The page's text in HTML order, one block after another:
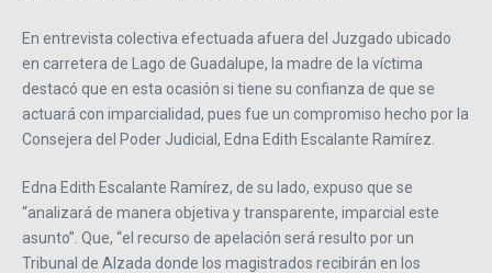
En entrevista colectiva efectuada afuera del Juzgado ubicado
en carretera de Lago de Guadalupe, la madre de la víctima
destacó que en esta ocasión si tiene su confianza de que se
actuará con imparcialidad, pues fue un compromiso hecho por la
Consejera del Poder Judicial, Edna Edith Escalante Ramírez.
Edna Edith Escalante Ramírez, de su lado, expuso que se
“analizará de manera objetiva y transparente, imparcial este
asunto”. Que, “el recurso de apelación será resulto por un
Tribunal de Alzada donde los magistrados recibirán en los